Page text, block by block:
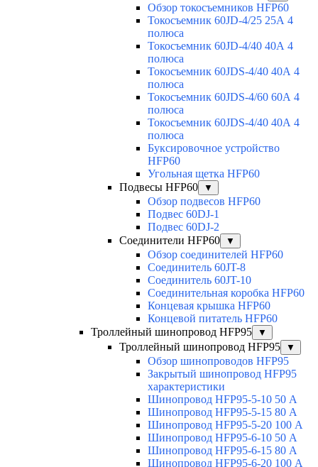
Обзор токосъемников HFP60
Токосъемник 60JD-4/25 25А 4
полюса
Токосъемник 60JD-4/40 40А 4
полюса
Токосъемник 60JDS-4/40 40А 4
полюса
Токосъемник 60JDS-4/60 60А 4
полюса
Токосъемник 60JDS-4/40 40А 4
полюса
Буксировочное устройство
HFP60
Угольная щетка HFP60
Подвесы HFP60
▼
Обзор подвесов HFP60
Подвес 60DJ-1
Подвес 60DJ-2
Соединители HFP60
▼
Обзор соединителей HFP60
Соединитель 60JT-8
Соединитель 60JT-10
Соединительная коробка HFP60
Концевая крышка HFP60
Концевой питатель HFP60
Троллейный шинопровод HFP95
▼
Троллейный шинопровод HFP95 ▼
Обзор шинопроводов HFP95
Закрытый шинопровод HFP95
характеристики
Шинопровод HFP95-5-10 50 А
Шинопровод HFP95-5-15 80 А
Шинопровод HFP95-5-20 100 А
Шинопровод HFP95-6-10 50 А
Шинопровод HFP95-6-15 80 А
Шинопровод HFP95-6-20 100 А